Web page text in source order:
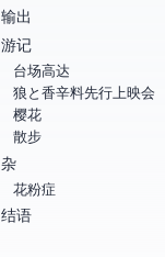
输出
游记
台场高达
狼と香辛料 先行上映会
樱花
散步
杂
花粉症
结语